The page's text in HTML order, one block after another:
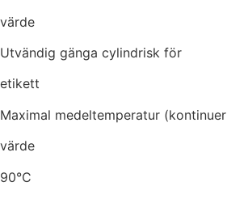
värde
Utvändig gänga cylindrisk för
etikett
Maximal medeltemperatur (kontinuer
värde
90°C